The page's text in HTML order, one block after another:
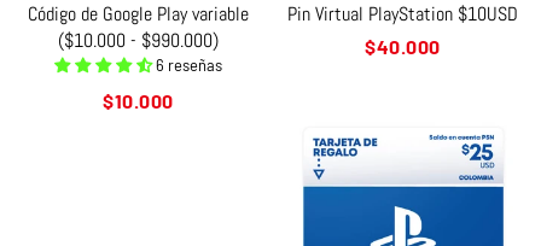
Código de Google Play variable
($10.000 - $990.000)
6 reseñas
Precio
$10.000
Pin Virtual PlayStation $10USD
Precio
$40.000